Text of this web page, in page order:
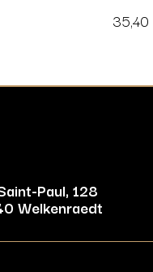
35,40
Paul, 128
Welkenraedt